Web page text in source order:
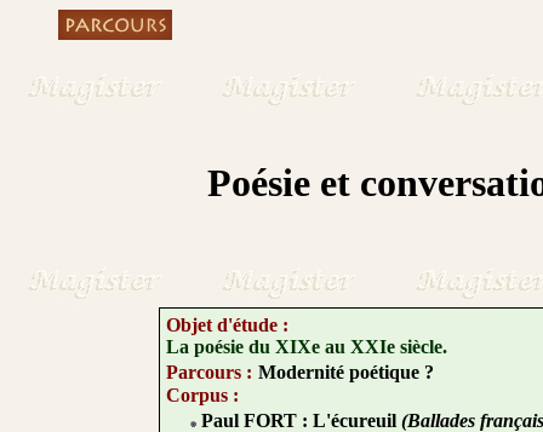
Poésie et
Objet d'étude :
La poésie du XIXe au XXIe siècle.
Parcours : Modernité poétique ?
Corpus :
Paul FORT : L'écureuil (Ballades